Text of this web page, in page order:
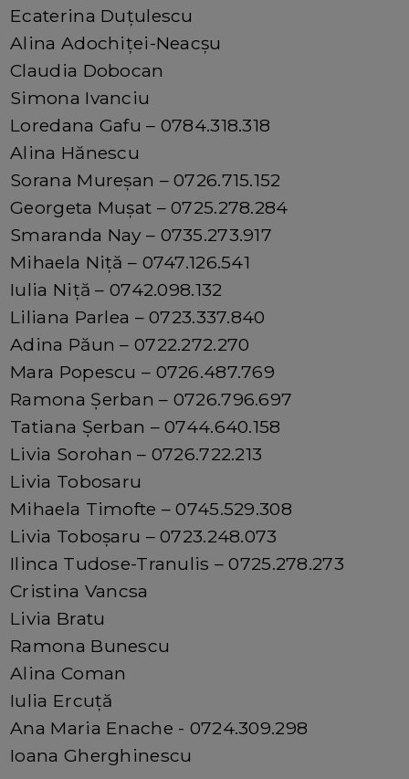
Ecaterina Duțulescu
Alina Adochiței-Neacșu
Claudia Dobocan
Simona Ivanciu
Loredana Gafu – 0784.318.318
Alina Hănescu
Sorana Mureșan – 0726.715.152
Georgeta Mușat – 0725.278.284
Smaranda Nay – 0735.273.917
Mihaela Niță – 0747.126.541
Iulia Niță – 0742.098.132
Liliana Parlea – 0723.337.840​
Adina Păun – 0722.272.270
Mara Popescu – 0726.487.769
Ramona Șerban – 0726.796.697
Tatiana Șerban – 0744.640.158
Livia Sorohan – 0726.722.213
Livia Tobosaru
Mihaela Timofte – 0745.529.308
Livia Toboșaru – 0723.248.073
Ilinca Tudose-Tranulis – 0725.278.273
Cristina Vancsa
Livia Bratu
Ramona Bunescu
Alina Coman
Iulia Ercuță
Ana Maria Enache - 0724.309.298
Ioana Gherghinescu